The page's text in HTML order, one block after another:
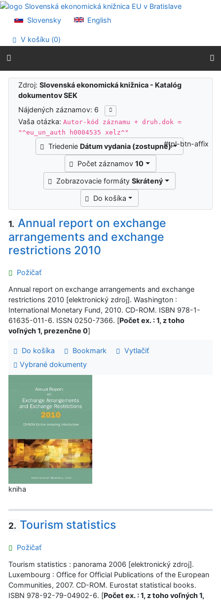
Prejsť na obsah
Prehlásenie o webovej prístupnosti
Slovensky English
V košíku (0)
Výsledky vyhľadávania
Zdroj:Slovenská ekonomická knižnica - Katalóg
dokumentov SEK
Nájdených záznamov: 6
Vaša otázka:Autor-kód záznamu + druh.dok =
"^eu_un_auth h0004535 xelz^"
Triedenie Dátum vydania (zostupne)
Počet záznamov10
Zobrazovacie formátySkrátený
Do košíka
#tpl-btn-affix
1. Annual report on exchange
arrangements and exchange
restrictions 2010
Požičať
Annual report on exchange arrangements and exchange
restrictions 2010 [elektronický zdroj]. Washington :
International Monetary Fund, 2010. CD-ROM. ISBN 978-1-
61635-011-6. ISSN 0250-7366. [Počet ex. : 1, z toho
voľných 1, prezenčne 0]
Do košíka Bookmark
Vytlačiť
Vybrané dokumenty
kniha
2. Tourism statistics
Požičať
Tourism statistics : panorama 2006 [elektronický zdroj].
Luxembourg : Office for Official Publications of the European
Communities, 2007. CD-ROM. Eurostat statistical books.
ISBN 978-92-79-04902-6. [Počet ex. : 1, z toho voľných 1,